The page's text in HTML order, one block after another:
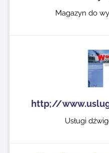
Magazyn do
http;//
Usługi